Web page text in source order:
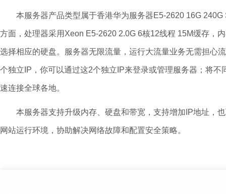
本服务器产品类型属于香港华为服务器E5-2620 16G 240G
方面，处理器采用Xeon E5-2620 2.0G 6核12线程 15M缓存，
选择相应的硬盘。服务器无限流量，运行大流量业务无需担心
个独立IP，你可以通过这2个独立IP来登录或管理服务器；将
速连接全球各地。
本服务器支持升级内存、硬盘和带宽，支持增加IP地址，也
网站运行环境，协助解决网络故障和配置安全策略。